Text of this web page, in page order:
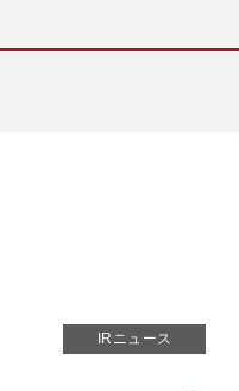
IRニュース